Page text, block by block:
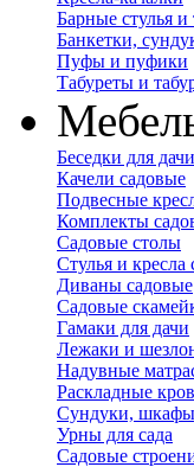
Барные стулья и
Банкетки,
Пуфы и пуфики
Табуреты и
Беседки для дачи
Качели садовые
Подвесные
Комплекты
Садовые столы
Стулья и кресла
Диваны садовые
Садовые
Гамаки для дачи
Лежаки и
Надувные
Раскладные
Сундуки,
Урны для сада
Садовые